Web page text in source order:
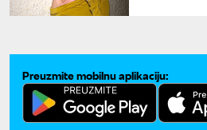
Preuzmite mobilnu aplikaciju: